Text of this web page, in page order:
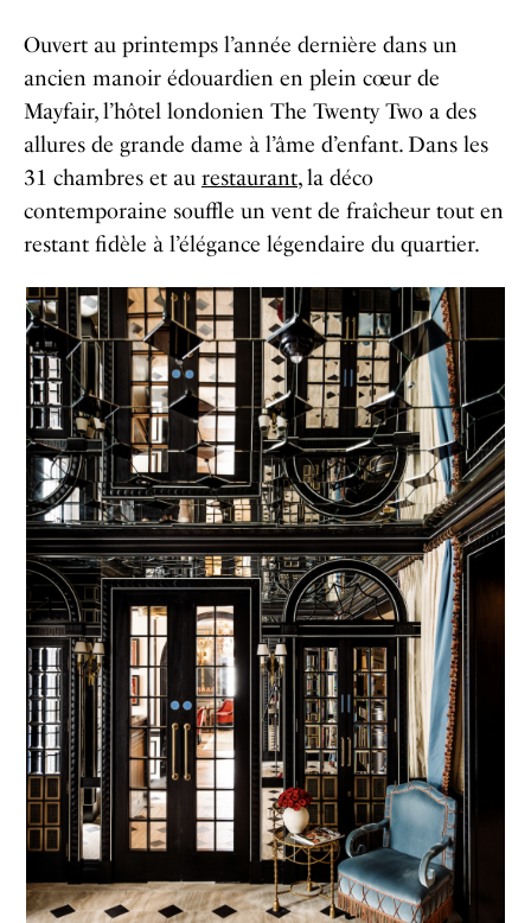
Ouvert au printemps l’année dernière dans un
ancien manoir édouardien en plein cœur de
Mayfair, l’hôtel londonien The Twenty Two a des
allures de grande dame à l’âme d’enfant. Dans les
31 chambres et au restaurant, la déco
contemporaine souffle un vent de fraîcheur tout en
restant fidèle à l’élégance légendaire du quartier.